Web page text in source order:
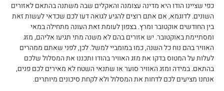
כפי שציינו הודו היא מדינה עצומנה והאקלים שבה משתנה בהתאם לאזורים
השונים. לדוגמא, אם אתם רוצים להגיע לגואה דעו לכם שכדאי לעשות זאת
בין החודשים אוקטובר ומרץ. בצפון לעומת זאת העונה מתחילה במאי
ומסתיימת באוקטובר. יש אזורים בהם לא משנה מתי תגיעו אליהם, מזג
האוויר בהם נוח כל השנה, כמו במומביי למשל. לכן, לפני שאתם ממהרים
לעלות על המטוס בדקו את מזג האוויר בהודו ותכננו את המסלול שלכם
בהתאם. במידה ומזג האוויר סוער או שתנאי השטח לא מאירים לכם פנים,
אנחנו מציעים לכם לדחות את המסלול ולא לקחת סיכונים מיותרים.